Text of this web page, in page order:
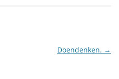
Doendenken. →